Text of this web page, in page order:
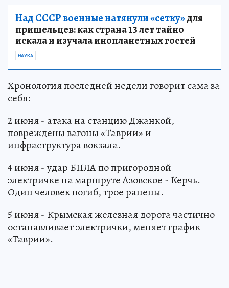
Над СССР военные натянули «сетку»для
пришельцев: как страна 13 лет тайно
искала и изучала инопланетных гостей
НАУКА
Хронология последней недели говорит сама за
себя:
2 июня - атака на станцию Джанкой,
повреждены вагоны «Таврии» и
инфраструктура вокзала.
4 июня - удар БПЛА по пригородной
электричке на маршруте Азовское - Керчь.
Один человек погиб, трое ранены.
5 июня - Крымская железная дорога частично
останавливает электрички, меняет график
«Таврии».